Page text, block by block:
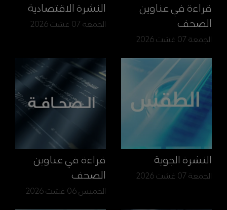
قراءة في عناوين
الصحف
الجمعة 07 غشت 2026
النشرة الاقتصادية
الجمعة 07 غشت 2026
النشرة الجوية
الجمعة 07 غشت 2026
قراءة في عناوين
الصحف
الخميس 06 غشت 2026